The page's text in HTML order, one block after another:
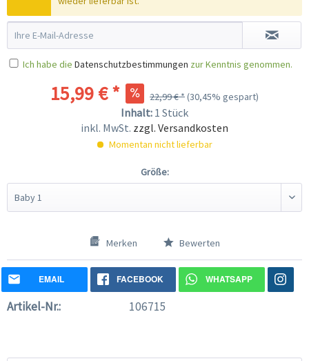
Ich habe die Datenschutzbestimmungen zur Kenntnis genommen.
15,99 € * 22,99 € *(30,45% gespart)
Inhalt: 1 Stück
inkl. MwSt. zzgl. Versandkosten
Momentan nicht lieferbar
Größe:
Merken Bewerten
EMAIL FACEBOOK WHATSAPP
Artikel-Nr.: 106715